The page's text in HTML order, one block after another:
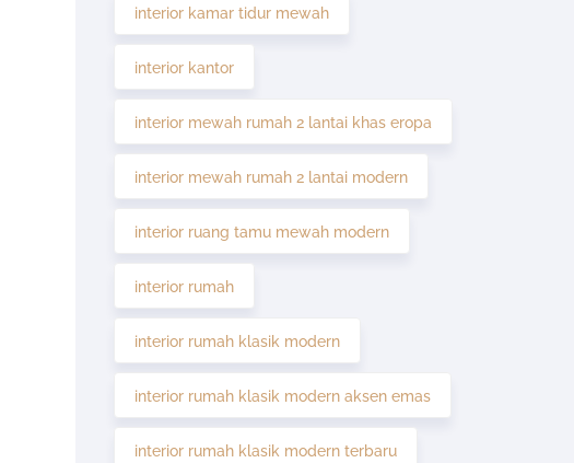
interior kamar tidur mewah
interior kantor
interior mewah rumah 2 lantai khas eropa
interior mewah rumah 2 lantai modern
interior ruang tamu mewah modern
interior rumah
interior rumah klasik modern
interior rumah klasik modern aksen emas
interior rumah klasik modern terbaru